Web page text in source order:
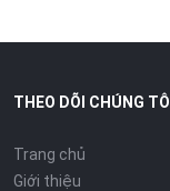
THEO DÕI CHÚNG TÔI
Trang chủ
Giới thiệu